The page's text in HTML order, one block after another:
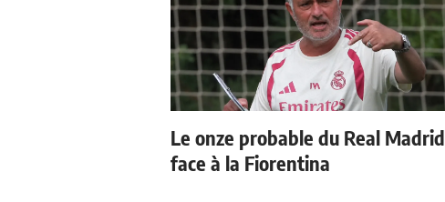
Le onze probable du Real Madrid
face à la Fiorentina